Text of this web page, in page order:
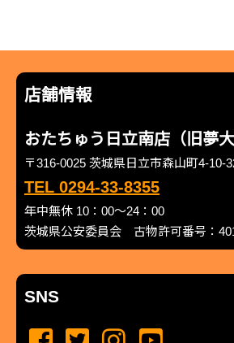
店舗情報
おたちゅう日立南店（旧夢大
〒316-0025 茨城県日立市森山町4-10-
TEL 0294-33-8355
年中無休 10：00～24：00
茨城県公安委員会 古物許可番号：
SNS